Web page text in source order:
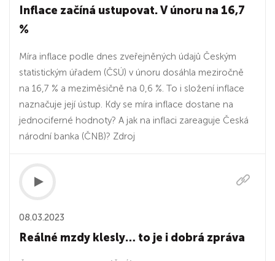
Inflace začíná ustupovat. V únoru na 16,7
%
Míra inflace podle dnes zveřejněných údajů Českým
statistickým úřadem (ČSÚ) v únoru dosáhla meziročně
na 16,7 % a meziměsičně na 0,6 %. To i složení inflace
naznačuje její ústup. Kdy se míra inflace dostane na
jednociferné hodnoty? A jak na inflaci zareaguje Česká
národní banka (ČNB)? Zdroj
08.03.2023
Reálné mzdy klesly… to je i dobrá zpráva